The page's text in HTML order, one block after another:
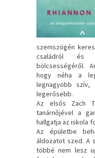
szemszögén
családról és
bölcsességéről.
hogy néha a
legnagyobb
legerősebb.
Az elsős Zach
tanárnőjével a
hallgatja az iskola
Az épületbe
áldozatot szed. A
többé nem lesz